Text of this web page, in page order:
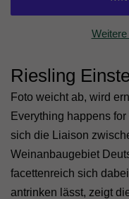
Riesling
Foto weicht ab, wird
Everything happens
sich die Liaison
Weinanbaugebiet
facettenreich sich
antrinken lässt, zeigt